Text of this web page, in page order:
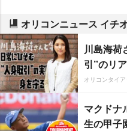
オリコンニュース イチ
川島海荷
引”のリ
オリコンタイ
マクドナ
生の甲子